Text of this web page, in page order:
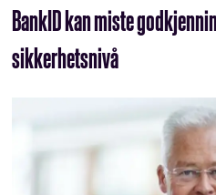
BankID kan miste
sikkerhetsnivå